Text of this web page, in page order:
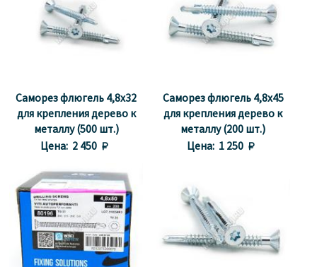
Саморез флюгель 4,8x32
для крепления дерево к
металлу (500 шт.)
Цена: 2 450 
Саморез флюгель 4,8x45
для крепления дерево к
металлу (200 шт.)
Цена: 1 250 